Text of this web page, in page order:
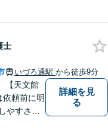
、精一杯
対応分野
士
いづろ通駅 から徒歩9分
【天文館
頼前に明
やすさを
詳細を見
る